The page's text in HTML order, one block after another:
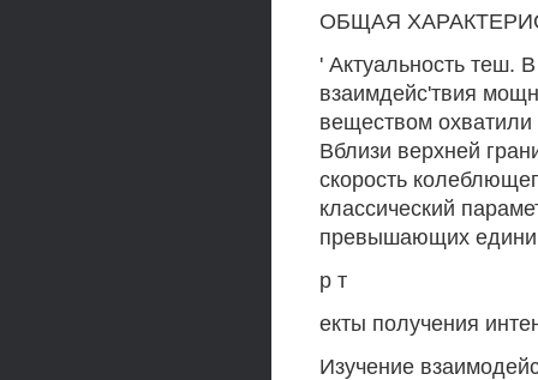
ОБЩАЯ
' Актуальность теш.
взаимдейс'твия
веществом охватили
Вблизи верхней
скорость
классический
превышающих
р т
екты получения
Изучение